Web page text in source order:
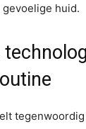
huid.